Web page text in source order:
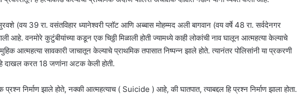
(वय 39 रा. वसंतविहार ध्यानेश्वरी प्लॉट आणि अब्बास मोहम्मद अली बागवान (वय वर्षे 48 रा. सर्वदेनगर
आहे. वनमोरे कुटुंबीयांच्या कडून एक चिठ्ठी मिळाली होती ज्यामध्ये काही लोकांची नाव घालून आत्महत्या केल्याचे
आत्महत्या सावकारी जाचातून केल्याचे प्राथमिक तपासात निष्पन्न झाले होते. त्यानंतर पोलिसांनी या प्रकरणी
दाखल करत 18 जणांना अटक केली होती.
निर्माण झाले होते, नक्की आत्महत्याच ( Suicide ) आहे, की घातपात, त्याबद्दल हि प्रश्न निर्माण झाला होता.